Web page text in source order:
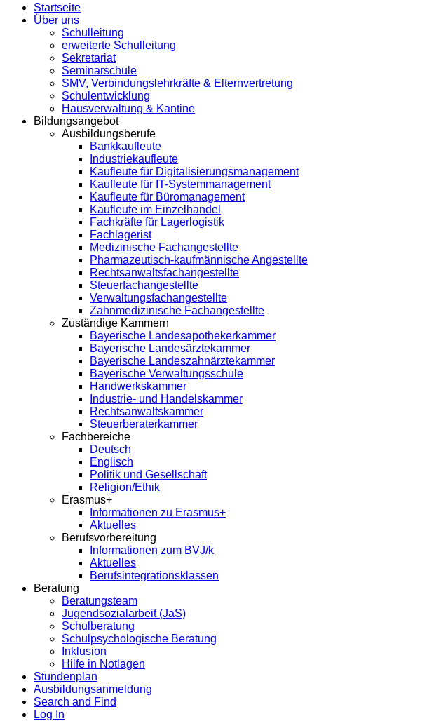
Startseite
Über uns
Schulleitung
erweiterte Schulleitung
Sekretariat
Seminarschule
SMV, Verbindungslehrkräfte & Elternvertretung
Schulentwicklung
Hausverwaltung & Kantine
Bildungsangebot
Ausbildungsberufe
Bankkaufleute
Industriekaufleute
Kaufleute für Digitalisierungsmanagement
Kaufleute für IT-Systemmanagement
Kaufleute für Büromanagement
Kaufleute im Einzelhandel
Fachkräfte für Lagerlogistik
Fachlagerist
Medizinische Fachangestellte
Pharmazeutisch-kaufmännische Angestellte
Rechtsanwaltsfachangestellte
Steuerfachangestellte
Verwaltungsfachangestellte
Zahnmedizinische Fachangestellte
Zuständige Kammern
Bayerische Landesapothekerkammer
Bayerische Landesärztekammer
Bayerische Landeszahnärztekammer
Bayerische Verwaltungsschule
Handwerkskammer
Industrie- und Handelskammer
Rechtsanwaltskammer
Steuerberaterkammer
Fachbereiche
Deutsch
Englisch
Politik und Gesellschaft
Religion/Ethik
Erasmus+
Informationen zu Erasmus+
Aktuelles
Berufsvorbereitung
Informationen zum BVJ/k
Aktuelles
Berufsintegrationsklassen
Beratung
Beratungsteam
Jugendsozialarbeit (JaS)
Schulberatung
Schulpsychologische Beratung
Inklusion
Hilfe in Notlagen
Stundenplan
Ausbildungsanmeldung
Search and Find
Log In